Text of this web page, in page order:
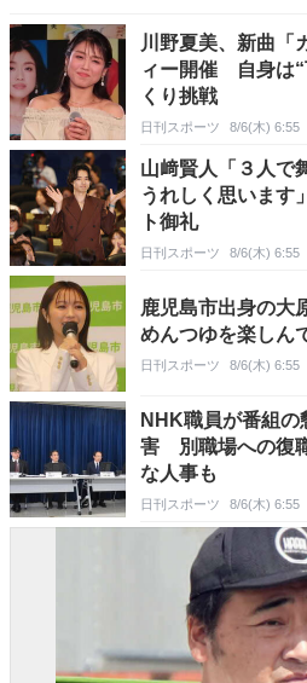
川野夏美、新曲「
ィー開催 自身は“
くり挑戦
日刊スポーツ 8/6(木) 6:55
山﨑賢人「３人で
うれしく思います
ト御礼
日刊スポーツ 8/6(木) 6:55
鹿児島市出身の大
めんつゆを楽しん
日刊スポーツ 8/6(木) 6:55
NHK職員が番組
害 別職場への復
な人事も
日刊スポーツ 8/6(木) 6:55